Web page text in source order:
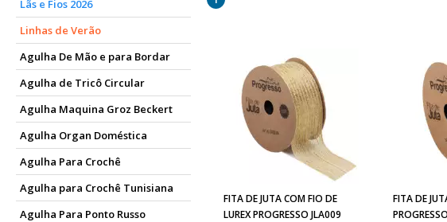
Lãs e Fios 2026
Linhas de Verão
Agulha De Mão e para Bordar
Agulha de Tricô Circular
Agulha Maquina Groz Beckert
Agulha Organ Doméstica
Agulha Para Crochê
Agulha para Crochê Tunisiana
Agulha Para Ponto Russo
FITA DE JUTA COM FIO DE
LUREX PROGRESSO JLA009
FITA DE